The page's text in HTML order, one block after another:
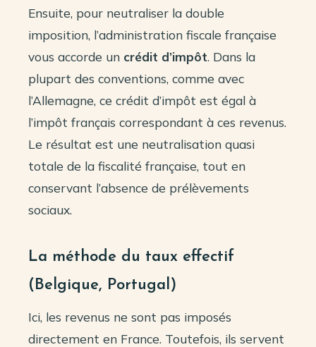
Ensuite, pour neutraliser la double
imposition, l’administration fiscale française
vous accorde un crédit d’impôt. Dans la
plupart des conventions, comme avec
l’Allemagne, ce crédit d’impôt est égal à
l’impôt français correspondant à ces revenus.
Le résultat est une neutralisation quasi
totale de la fiscalité française, tout en
conservant l’absence de prélèvements
sociaux.
La méthode du taux effectif
(Belgique, Portugal)
Ici, les revenus ne sont pas imposés
directement en France. Toutefois, ils servent